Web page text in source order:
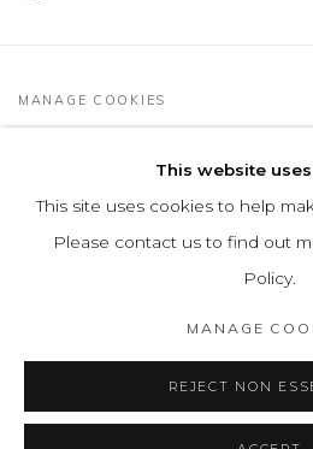
MANAGE COOKIES
info@leontovargallery.com
This website
This site uses cookies to help
Please contact us to find out
Policy.
MANAGE
REJECT NON